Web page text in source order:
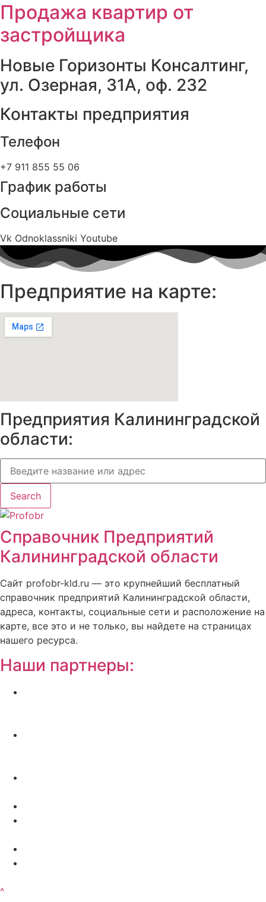
Продажа квартир от
застройщика
Новые Горизонты Консалтинг,
ул. Озерная, 31А, оф. 232
Контакты предприятия
Телефон
+7 911 855 55 06
График работы
Социальные сети
Vk Odnoklassniki Youtube
Предприятие на карте:
Предприятия Калининградской
области:
Search
Справочник Предприятий
Калининградской области
Сайт profobr-kld.ru — это крупнейший бесплатный
справочник предприятий Калининградской области,
адреса, контакты, социальные сети и расположение на
карте, все это и не только, вы найдете на страницах
нашего ресурса.
Наши партнеры:
^